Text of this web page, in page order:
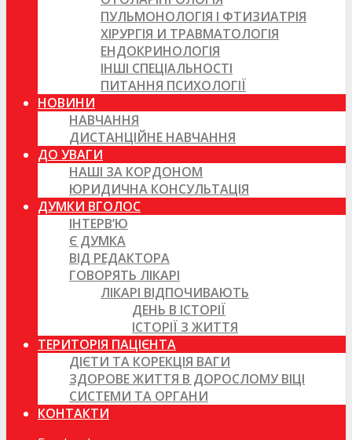
ПУЛЬМОНОЛОГІЯ І ФТИЗИАТРІЯ
ХІРУРГІЯ И ТРАВМАТОЛОГІЯ
ЕНДОКРИНОЛОГІЯ
ІНШІ СПЕЦІАЛЬНОСТІ
ПИТАННЯ ПСИХОЛОГІЇ
НОВИНИ
НАВЧАННЯ
ДИСТАНЦІЙНЕ НАВЧАННЯ
ДО УВАГИ
НАШІ ЗА КОРДОНОМ
ЮРИДИЧНА КОНСУЛЬТАЦІЯ
ДУМКИ ВГОЛОС
ІНТЕРВ’Ю
Є ДУМКА
ВІД РЕДАКТОРА
ГОВОРЯТЬ ЛІКАРІ
ЛІКАРІ ВІДПОЧИВАЮТЬ
ДЕНЬ В ІСТОРІЇ
ІСТОРІЇ З ЖИТТЯ
ТЕРИТОРІЯ ПАЦІЄНТА
ДІЄТИ ТА КОРЕКЦІЯ ВАГИ
ЗДОРОВЕ ЖИТТЯ В ДОРОСЛОМУ ВІЦІ
СИСТЕМИ ТА ОРГАНИ
КОНТАКТИ